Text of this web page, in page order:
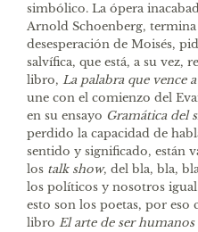
simbólico. La ópera
Arnold Schoenberg,
desesperación de Moisés,
salvífica, que está, a su vez,
libro, La palabra que vence
une con el comienzo del
en su ensayo Gramática del
perdido la capacidad de
sentido y significado, están
los talk show, del bla, bla,
los políticos y nosotros
esto son los poetas, por eso
libro El arte de ser humanos